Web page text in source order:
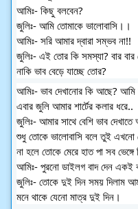
আমিঃ- কিছু বলবেন?
জুলিঃ- আমি তোমাকে ভালোবাসি।।
আমিঃ- সরি আমার দ্বারা সম্ভব না!!
জুলিঃ- এই তোর কি সমস্যা? বার বার
নাকি ভাব বেড়ে যাচ্ছে তোর?
আমিঃ- ভাব দেখানোর কি আছে? আমি
এবার জুলি আমার শার্টের কলার ধরে..
জুলিঃ- আমার সাথে বেশি ভাব
শুধু তোকে ভালোবাসি বলে তুই এখনো
না হলে তোকে মেরে হাত পা সব
আমিঃ- পুরনো ডাইলগ বাদ দেন একই
জুলিঃ- তোকে দুই দিন সময় দিলাম
মনে থাকে যেনো মাত্র দুই দিন।